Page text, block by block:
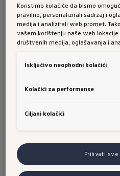
Sve (14) Karakteristike
Detalji ovanjskom
Koristimo kolačiće da bismo
pravilno, personalizirali sadržaj i
medija i analizirali web promet.
vašem korištenju naše web
društvenih medija, oglašavanja i
Isključivo neophodni kolačići
Kolačići za performanse
Ciljani kolačići
Prihvati